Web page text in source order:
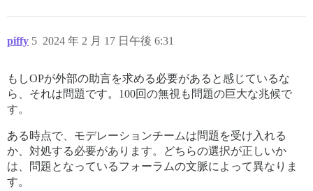
piffy 2024 年 2 月 17 日午後 6:31
5
もしOPが外部の助言を求める必要があると感じているな
ら、それは問題です。100回の無視も問題の巨大な兆候で
す。
ある時点で、モデレーションチームは問題を受け入れる
か、対処する必要があります。どちらの選択が正しいか
は、問題となっているフォーラムの文脈によって異なりま
す。